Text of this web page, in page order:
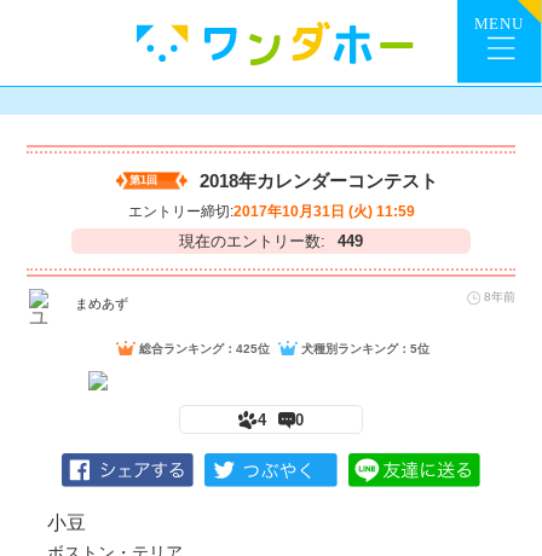
第1回 2018年カレンダーコンテスト
エントリー締切:2017年10月31日 (火) 11:59
現在のエントリー数: 449
まめあず 8年前
総合ランキング：425位 犬種別ランキング：5位
4 0
小豆
ボストン・テリア